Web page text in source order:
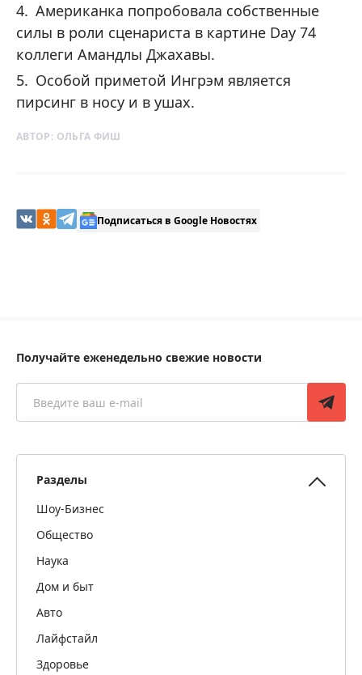
Американка попробовала собственные
силы в роли сценариста в картине Day 74
коллеги Амандлы Джахавы.
Особой приметой Ингрэм является
пирсинг в носу и в ушах.
АВТОР: ОЛЬГА ФИШ
Подписаться в Google Новостях
Получайте еженедельно свежие новости
Разделы
Шоу-Бизнес
Общество
Наука
Дом и быт
Авто
Лайфстайл
Здоровье